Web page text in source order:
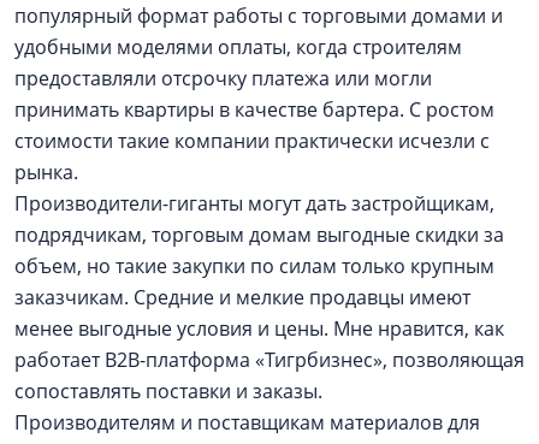
популярный формат работы с торговыми домами и
удобными моделями оплаты, когда строителям
предоставляли отсрочку платежа или могли
принимать квартиры в качестве бартера. С ростом
стоимости такие компании практически исчезли с
рынка.
Производители-гиганты могут дать застройщикам,
подрядчикам, торговым домам выгодные скидки за
объем, но такие закупки по силам только крупным
заказчикам. Средние и мелкие продавцы имеют
менее выгодные условия и цены. Мне нравится, как
работает B2B-платформа «Тигрбизнес», позволяющая
сопоставлять поставки и заказы.
Производителям и поставщикам материалов для